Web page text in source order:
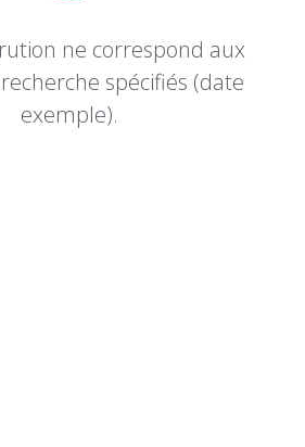
ne correspond aux
spécifiés (date
exemple).